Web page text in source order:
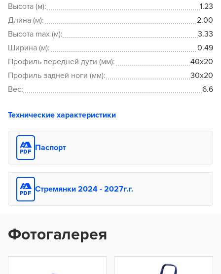
Высота (м):
1.23
Длина (м):
2.00
Высота max (м):
3.33
Ширина (м):
0.49
Профиль передней дуги (мм):
40x20
Профиль задней ноги (мм):
30x20
Вес:
6.6
Технические характеристики
Паспорт
Стремянки 2024 - 2027г.г.
Фотогалерея